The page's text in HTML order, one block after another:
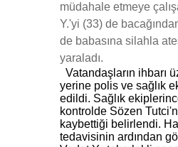
müdahale etmeye
Y.'yi (33) de
de babasına silahla
yaraladı.
Vatandaşların ihbarı
yerine polis ve sağlık
edildi. Sağlık
kontrolde Sözen
kaybettiği belirlendi.
tedavisinin ardından